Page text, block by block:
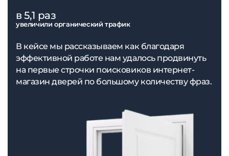
в 5,1 раз
увеличили органический трафик
В кейсе мы рассказываем как благодаря
эффективной работе нам удалось продвинуть
на первые строчки поисковиков интернет-
магазин дверей по большому количеству фраз.